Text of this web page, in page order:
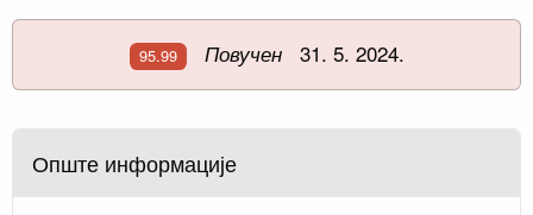
95.99 Повучен31. 5. 2024.
Опште информације